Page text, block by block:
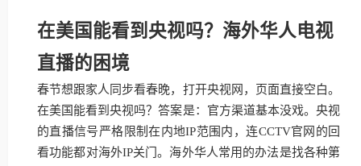
在美国能看到央视吗？海外华人电视
直播的困境
春节想跟家人同步看春晚，打开央视网，页面直接空白。
在美国能看到央视吗？答案是：官方渠道基本没戏。央视
的直播信号严格限制在内地IP范围内，连CCTV官网的回
看功能都对海外IP关门。海外华人常用的办法是找各种第